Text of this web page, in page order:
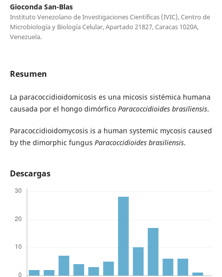
Gioconda San-Blas
Instituto Venezolano de Investigaciones Científicas (IVIC), Centro de
Microbiología y Biología Celular, Apartado 21827, Caracas 1020A,
Venezuela.
Resumen
La paracoccidioidomicosis es una micosis sistémica humana
causada por el hongo dimórfico Paracoccidioides brasiliensis.
Paracoccidioidomycosis is a human systemic mycosis caused
by the dimorphic fungus Paracoccidioides brasiliensis.
Descargas